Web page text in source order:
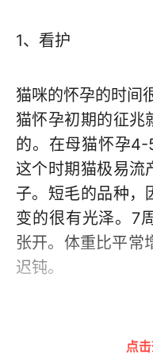
1、看护
猫咪的怀孕的时
猫怀孕初期的征兆
的。在母猫怀孕4-
这个时期猫极易流
子。短毛的品种，
变的很有光泽。7
张开。体重比平常
迟钝。
点